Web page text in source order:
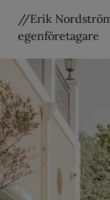
//Erik
egenföretagare